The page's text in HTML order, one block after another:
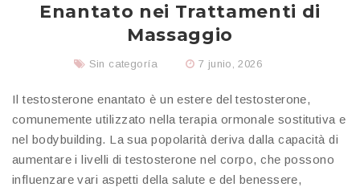
Enantato nei Trattamenti di
Massaggio
Sin categoría 7 junio, 2026
Il testosterone enantato è un estere del testosterone,
comunemente utilizzato nella terapia ormonale sostitutiva e
nel bodybuilding. La sua popolarità deriva dalla capacità di
aumentare i livelli di testosterone nel corpo, che possono
influenzare vari aspetti della salute e del benessere,